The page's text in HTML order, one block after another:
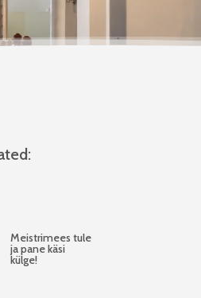
Meistrimees tule
ja pane käsi
külge!